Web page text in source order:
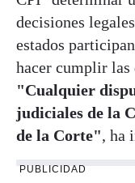
decisiones
estados
hacer cumplir las
"Cualquier
judiciales de la
de la Corte", ha
PUBLICIDAD